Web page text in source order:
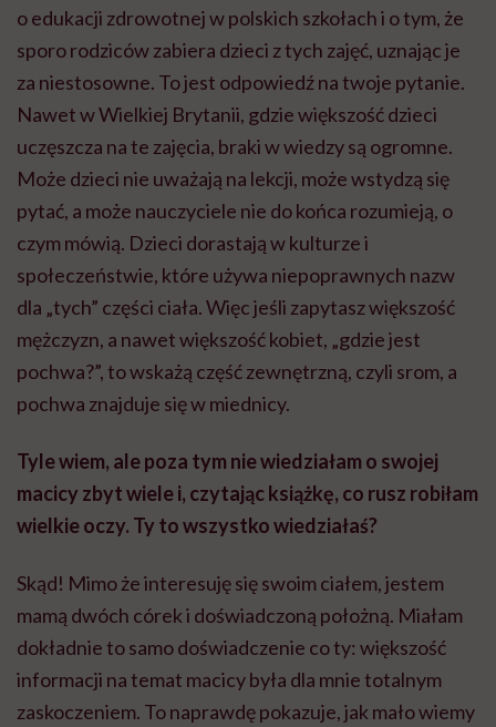
o edukacji zdrowotnej w polskich szkołach i o tym, że
sporo rodziców zabiera dzieci z tych zajęć, uznając je
za niestosowne. To jest odpowiedź na twoje pytanie.
Nawet w Wielkiej Brytanii, gdzie większość dzieci
uczęszcza na te zajęcia, braki w wiedzy są ogromne.
Może dzieci nie uważają na lekcji, może wstydzą się
pytać, a może nauczyciele nie do końca rozumieją, o
czym mówią. Dzieci dorastają w kulturze i
społeczeństwie, które używa niepoprawnych nazw
dla „tych” części ciała. Więc jeśli zapytasz większość
mężczyzn, a nawet większość kobiet, „gdzie jest
pochwa?”, to wskażą część zewnętrzną, czyli srom, a
pochwa znajduje się w miednicy.
Tyle wiem, ale poza tym nie wiedziałam o swojej
macicy zbyt wiele i, czytając książkę, co rusz robiłam
wielkie oczy. Ty to wszystko wiedziałaś?
Skąd! Mimo że interesuję się swoim ciałem, jestem
mamą dwóch córek i doświadczoną położną. Miałam
dokładnie to samo doświadczenie co ty: większość
informacji na temat macicy była dla mnie totalnym
zaskoczeniem. To naprawdę pokazuje, jak mało wiemy